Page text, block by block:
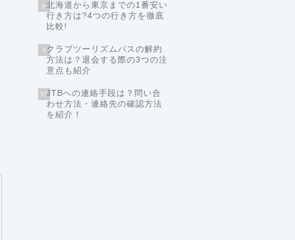
8北海道から東京までの1番安い
行き方は?4つの行き方を徹底
比較!
9 クラブツーリズムパスの解約
方法は？退会する際の3つの注
意点も紹介
10JTBへの連絡手段は？問い合
わせ方法・連絡先の確認方法
を紹介！